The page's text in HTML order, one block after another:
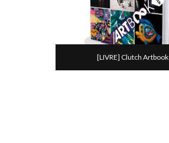
[LIVRE] Clutch Artbook